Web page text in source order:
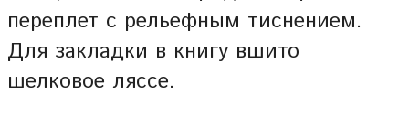
переплет с рельефным тиснением.
Для закладки в книгу вшито
шелковое ляссе.